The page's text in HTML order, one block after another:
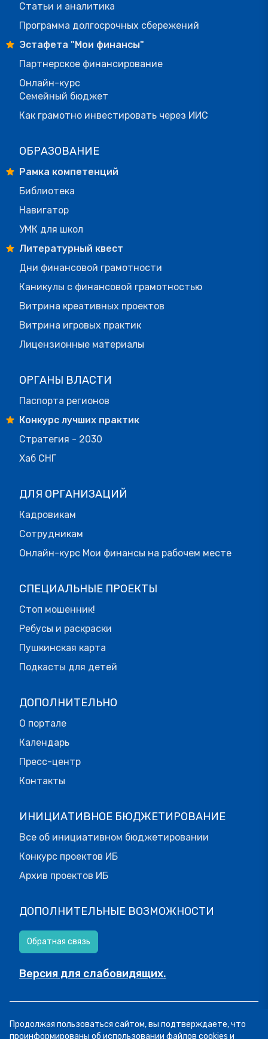
Статьи и аналитика
Программа долгосрочных сбережений
Эстафета "Мои финансы"
Партнерское финансирование
Онлайн-курс
Семейный бюджет
Как грамотно инвестировать через ИИС
ОБРАЗОВАНИЕ
Рамка компетенций
Библиотека
Навигатор
УМК для школ
Литературный квест
Дни финансовой грамотности
Каникулы с финансовой грамотностью
Витрина креативных проектов
Витрина игровых практик
Лицензионные материалы
ОРГАНЫ ВЛАСТИ
Паспорта регионов
Конкурс лучших практик
Стратегия - 2030
Хаб СНГ
ДЛЯ ОРГАНИЗАЦИЙ
Кадровикам
Сотрудникам
Онлайн-курс Мои финансы на рабочем месте
СПЕЦИАЛЬНЫЕ ПРОЕКТЫ
Стоп мошенник!
Ребусы и раскраски
Пушкинская карта
Подкасты для детей
ДОПОЛНИТЕЛЬНО
О портале
Календарь
Пресс-центр
Контакты
ИНИЦИАТИВНОЕ БЮДЖЕТИРОВАНИЕ
Все об инициативном бюджетировании
Конкурс проектов ИБ
Архив проектов ИБ
ДОПОЛНИТЕЛЬНЫЕ ВОЗМОЖНОСТИ
Обратная связь
Версия для слабовидящих.
Все права защищены.Пользовательское соглашение
Продолжая пользоваться сайтом, вы подтверждаете, что
проинформированы об использовании файлов cookies и